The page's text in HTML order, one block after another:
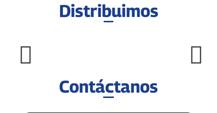
Distribuimos
Contáctanos